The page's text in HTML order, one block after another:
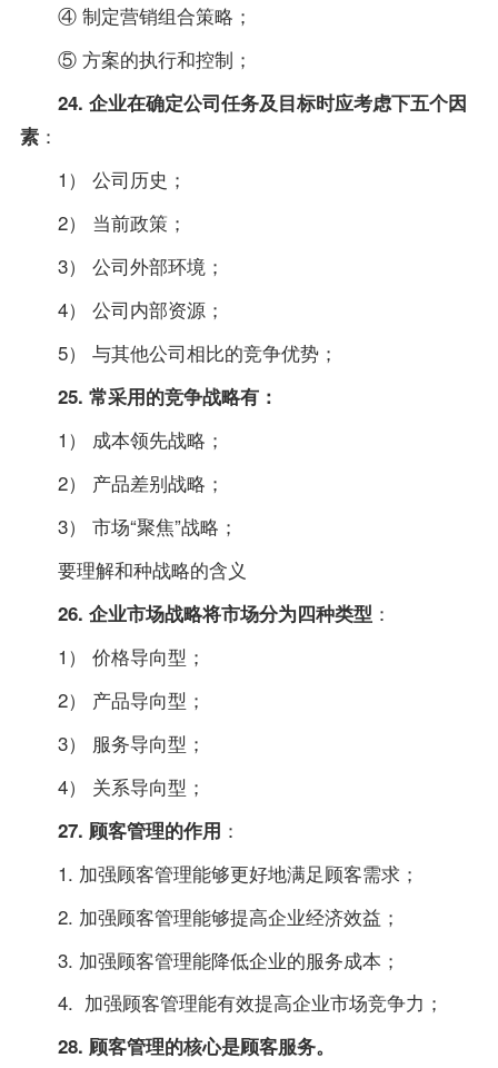
④ 制定营销组合策略；
⑤ 方案的执行和控制；
24. 企业在确定公司任务及目标时应考虑下五个因
素：
1） 公司历史；
2） 当前政策 ；
3） 公司外部环境；
4） 公司内部资源；
5） 与其他公司相比的竞争优势；
25. 常采用的竞争战略有：
1） 成本领先战略；
2） 产品差别战略；
3） 市场“聚焦”战略；
要理解和种战略的含义
26. 企业市场战略将市场分为四种类型 ：
1） 价格导向型；
2） 产品导向型；
3） 服务导向型；
4） 关系导向型；
27. 顾客管理的作用 ：
1. 加强顾客管理能够更好地满足顾客需求；
2. 加强顾客管理能够提高企业经济效益；
3. 加强顾客管理能降低企业的服务成本；
4. 加强顾客管理能有效提高企业市场竞争力；
28. 顾客管理的核心是顾客服务。